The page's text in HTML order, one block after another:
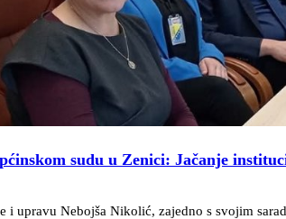
sudu u Zenici: Jačanje
i upravu Nebojša Nikolić, zajedno s svojim